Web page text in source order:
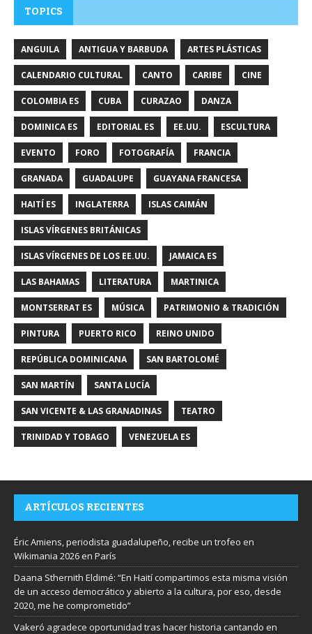
TOPICS
ANGUILA ANTIGUA Y BARBUDA ARTES PLÁSTICAS
CALENDARIO CULTURAL CANTO CARIBE CINE
COLOMBIA ES CUBA CURAZAO DANZA
DOMINICA ES EDITORIAL ES EE.UU. ESCULTURA
EVENTO FORO FOTOGRAFÍA FRANCIA
GRANADA GUADALUPE GUAYANA FRANCESA
HAITÍ ES INGLATERRA ISLAS CAIMÁN
ISLAS VÍRGENES BRITÁNICAS
ISLAS VÍRGENES DE LOS EE.UU. JAMAICA ES
LAS BAHAMAS LITERATURA MARTINICA
MONTSERRAT ES MÚSICA PATRIMONIO & TRADICIÓN
PINTURA PUERTO RICO REINO UNIDO
REPÚBLICA DOMINICANA SAN BARTOLOMÉ
SAN MARTÍN SANTA LUCÍA
SAN VICENTE & LAS GRANADINAS TEATRO
TRINIDAD Y TOBAGO VENEZUELA ES
ARTÍCULOS RECIENTES
Éric Amiens, periodista guadalupeño, recibe un trofeo en
Wikimania 2026 en París
Daana Sthernith Eldimé: “En Haití compartimos esta misma visión
de un acceso democrático y abierto a la cultura, por eso, desde
2020, me he comprometido”
Vakeró agradece oportunidad tras hacer historia cantando en